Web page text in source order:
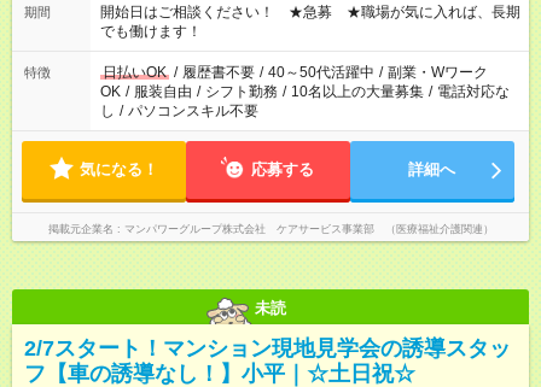
ん ※法令に基づき、週20時間以上勤務は社会保険への加入対象
となります ※労働者派遣法（日雇い派遣の原則禁止）により、
短時間・短期間の就業はご案内が難しい場合があります
期間
開始日はご相談ください！ ★急募 ★職場が気に入れば、長期
でも働けます！
特徴 日払いOK / 履歴書不要 / 40～50代活躍中 / 副業・Wワーク
OK / 服装自由 / シフト勤務 / 10名以上の大量募集 / 電話対応な
し / パソコンスキル不要
気になる！ 応募する 詳細へ
掲載元企業名 マンパワーグループ株式会社 ケアサービス事業部 （医療福祉介護関連）
未読
2/7スタート！マンション現地見学会の誘導スタッ
フ【車の誘導なし！】小平｜☆土日祝☆